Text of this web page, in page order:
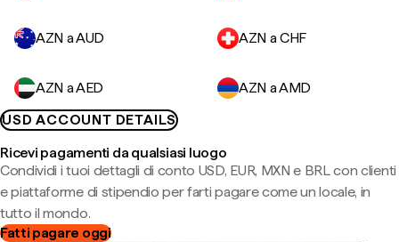
AZN a AUD AZN a CHF
AZN a AED
AZN a AMD
USD ACCOUNT DETAILS
Ricevi pagamenti da qualsiasi luogo
Condividi i tuoi dettagli di conto USD, EUR, MXN e BRL con clienti
e piattaforme di stipendio per farti pagare come un locale, in
tutto il mondo.
Fatti pagare oggi